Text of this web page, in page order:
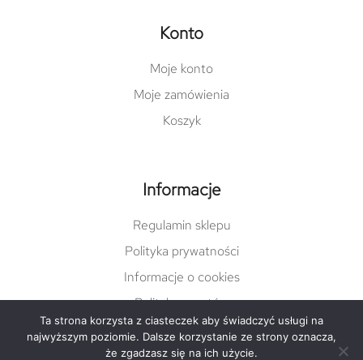
Konto
Moje konto
Moje zamówienia
Koszyk
Informacje
Regulamin sklepu
Polityka prywatności
Informacje o cookies
Polityka zwrotów
Ta strona korzysta z ciasteczek aby świadczyć usługi na
najwyższym poziomie. Dalsze korzystanie ze strony oznacza,
że zgadzasz się na ich użycie.